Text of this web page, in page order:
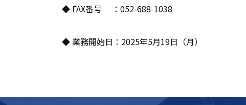
◆ FAX番号 ：052-688-1038
◆ 業務開始日：2025年5月19日（月）